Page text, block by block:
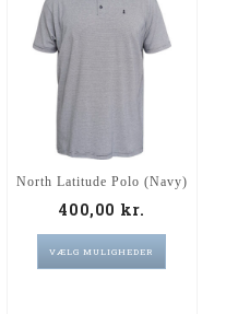
North Latitude Polo (Navy)
400,00 kr.
VÆLG MULIGHEDER